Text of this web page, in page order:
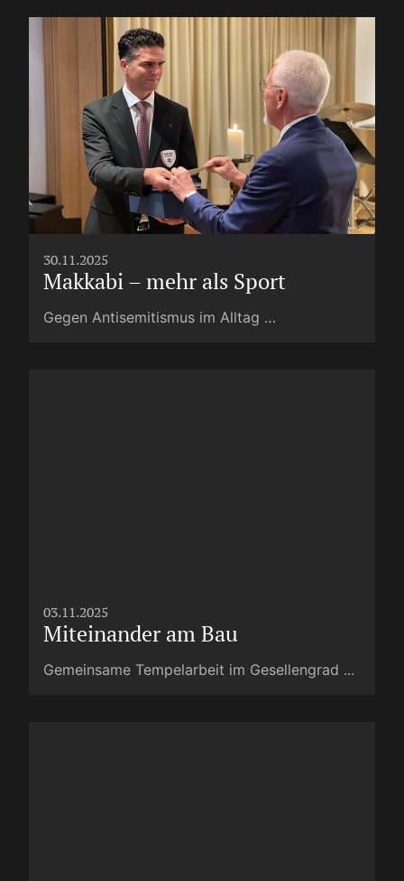
30.11.2025
Makkabi – mehr als Sport
Gegen Antisemitismus im Alltag …
03.11.2025
Miteinander am Bau
Gemeinsame Tempelarbeit im Gesellengrad ...